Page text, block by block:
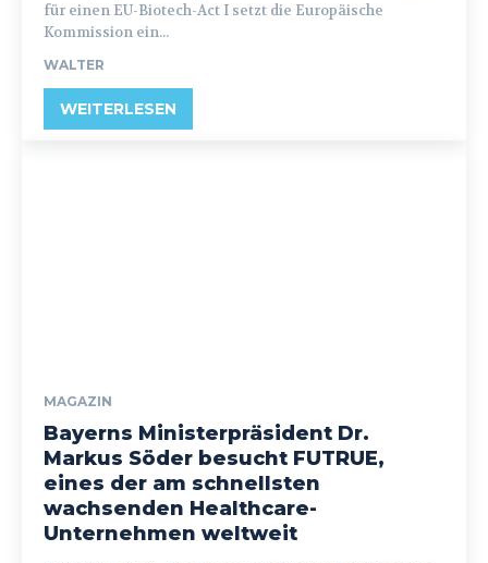
für einen EU-Biotech-Act I setzt die Europäische
Kommission ein...
WALTER
WEITERLESEN
MAGAZIN
Bayerns Ministerpräsident Dr.
Markus Söder besucht FUTRUE,
eines der am schnellsten
wachsenden Healthcare-
Unternehmen weltweit